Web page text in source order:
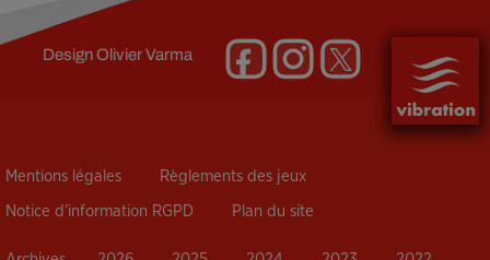
DesignOlivier Varma
Mentions légales Règlements des jeux
Notice d’information RGPD Plan du site